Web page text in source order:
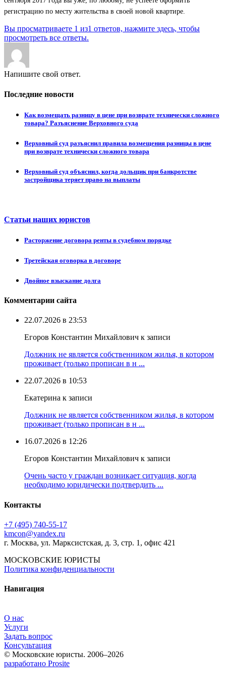
регистрацию по месту жительства в своей новой квартире.
Вы просматриваете 1 из1 ответов, нажмите здесь, чтобы
просмотреть все ответы.
Напишите свой ответ.
Последние новости
Как возмещать разницу в цене при возврате технически сложного
товара? Разъяснение Верховного суда
Верховный суд разъяснил правила возмещения разницы в цене
при возврате технически сложного товара
Верховный суд объяснил, когда дольщик при банкротстве
застройщика теряет право на выплаты
Статьи наших юристов
Расторжение договора ренты в судебном порядке
Третейская оговорка в договоре
Двойное взыскание долга
Комментарии сайта
22.07.2026 в 23:53
Егоров Константин Михайлович к записи
Должник не является собственником жилья, в котором
проживает (только прописан в н ...
22.07.2026 в 10:53
Екатерина к записи
Должник не является собственником жилья, в котором
проживает (только прописан в н ...
16.07.2026 в 12:26
Егоров Константин Михайлович к записи
Очень часто у граждан возникает ситуация, когда
необходимо юридически подтвердить ...
Контакты
+7 (495) 740‑55‑17
kmcon@yandex.ru
г. Москва, ул. Марксистская, д. 3, стр. 1, офис 421
МОСКОВСКИЕ ЮРИСТЫ
Политика конфиденциальности
Навигация
О нас
Услуги
Задать вопрос
Консультация
© Московские юристы. 2006–2026
разработано Prosite